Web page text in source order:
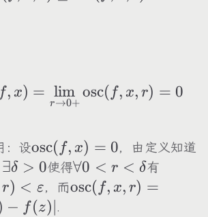
f, x) =
r→0+
lim osc( f, x, r) = 0
：设\text{osc}
(f,x)=0
osc( f, x) = 0，由定义知道
\exist\delta>0
∃δ > 0使得\forall0<r<\delta
∀0 < r < δ有
r) < ε，而\text{osc}
osc( f, x, r) =
− f (z) .